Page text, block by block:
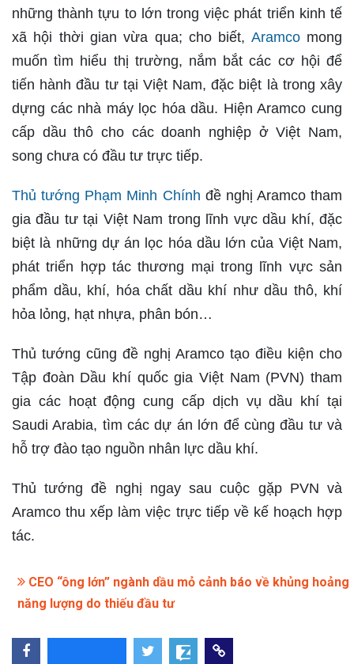
những thành tựu to lớn trong việc phát triển kinh tế
xã hội thời gian vừa qua; cho biết, Aramco mong
muốn tìm hiểu thị trường, nắm bắt các cơ hội để
tiến hành đầu tư tại Việt Nam, đặc biệt là trong xây
dựng các nhà máy lọc hóa dầu. Hiện Aramco cung
cấp dầu thô cho các doanh nghiệp ở Việt Nam,
song chưa có đầu tư trực tiếp.
Thủ tướng Phạm Minh Chính đề nghị Aramco tham
gia đầu tư tại Việt Nam trong lĩnh vực dầu khí, đặc
biệt là những dự án lọc hóa dầu lớn của Việt Nam,
phát triển hợp tác thương mại trong lĩnh vực sản
phẩm dầu, khí, hóa chất dầu khí như dầu thô, khí
hỏa lỏng, hạt nhựa, phân bón…
Thủ tướng cũng đề nghị Aramco tạo điều kiện cho
Tập đoàn Dầu khí quốc gia Việt Nam (PVN) tham
gia các hoạt động cung cấp dịch vụ dầu khí tại
Saudi Arabia, tìm các dự án lớn để cùng đầu tư và
hỗ trợ đào tạo nguồn nhân lực dầu khí.
Thủ tướng đề nghị ngay sau cuộc gặp PVN và
Aramco thu xếp làm việc trực tiếp về kế hoạch hợp
tác.
CEO “ông lớn” ngành dầu mỏ cảnh báo về khủng hoảng
năng lượng do thiếu đầu tư